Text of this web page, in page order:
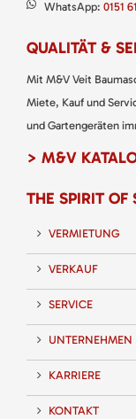
WhatsApp: 0151
QUALITÄT &
Mit M&V Veit
Miete, Kauf und
und Gartengeräten
> M&V
THE SPIRIT OF
VERMIETUNG
VERKAUF
SERVICE
UNTERNEHMEN
KARRIERE
KONTAKT